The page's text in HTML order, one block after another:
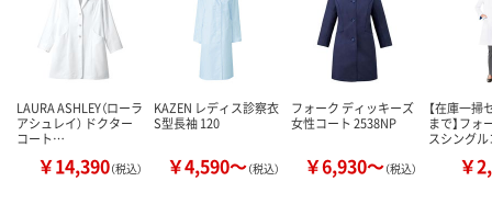
カゴへ カゴへ
LAURA ASHLEY（ローラ
アシュレイ） ドクター
コート…
￥14,390（税込）
KAZEN レディス診察衣
S型長袖 120
￥4,590～（税込）
フォーク ディッキーズ
女性コート 2538NP
￥6,930～（税込）
【在庫一掃
まで】フォ
スシング
￥